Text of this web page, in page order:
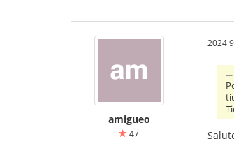
amigueo
47
2024